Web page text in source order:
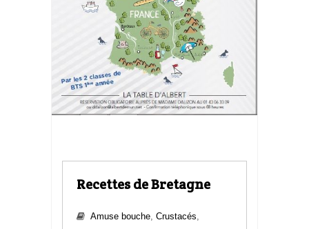
Recettes de Bretagne
Amuse bouche Crustacés